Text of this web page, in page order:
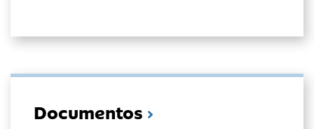
Documentos